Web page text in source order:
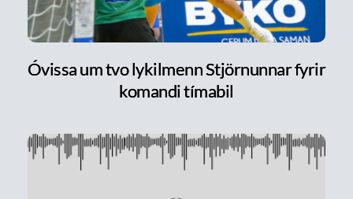
Óvissa um tvo lykilmenn Stjörnunnar fyrir
komandi tímabil